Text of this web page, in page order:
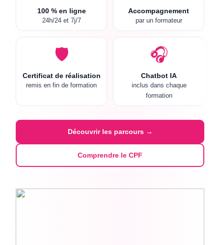
100 % en ligne
24h/24 et 7j/7
Accompagnement
par un formateur
🛡️
Certificat de réalisation
remis en fin de formation
🎧
Chatbot IA
inclus dans chaque
formation
Découvrir les parcours →
Comprendre le CPF